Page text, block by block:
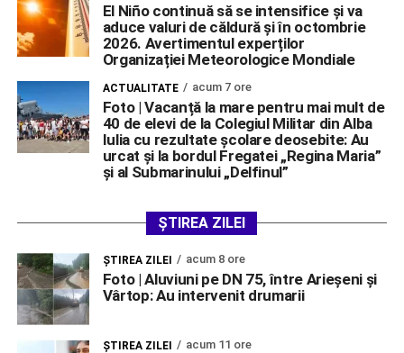
El Niño continuă să se intensifice și va
aduce valuri de căldură și în octombrie
2026. Avertimentul experților
Organizației Meteorologice Mondiale
ACTUALITATE acum 7 ore
Foto | Vacanță la mare pentru mai mult de
40 de elevi de la Colegiul Militar din Alba
Iulia cu rezultate școlare deosebite: Au
urcat și la bordul Fregatei „Regina Maria”
și al Submarinului „Delfinul”
ȘTIREA ZILEI
ŞTIREA ZILEI acum 8 ore
Foto | Aluviuni pe DN 75, între Arieșeni și
Vârtop: Au intervenit drumarii
ŞTIREA ZILEI acum 11 ore